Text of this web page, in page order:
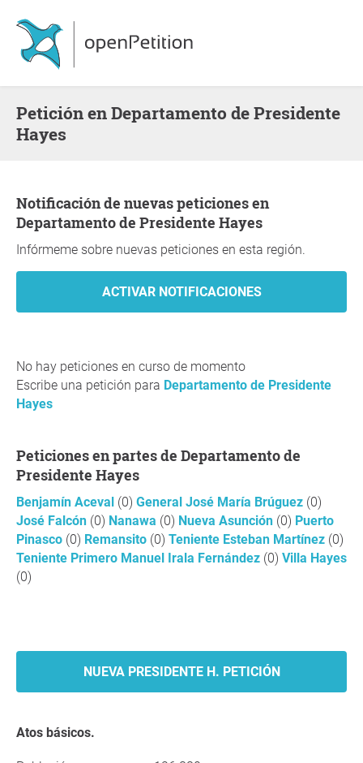
Petición en Departamento de Presidente
Hayes
Notificación de nuevas peticiones en
Departamento de Presidente Hayes
Infórmeme sobre nuevas peticiones en esta región.
No hay peticiones en curso de momento
Escribe una petición para Departamento de Presidente
Hayes
Peticiones en partes de Departamento de
Presidente Hayes
Benjamín Aceval (0) General José María Brúguez (0)
José Falcón (0) Nanawa (0) Nueva Asunción (0) Puerto
Pinasco (0) Remansito (0) Teniente Esteban Martínez (0)
Teniente Primero Manuel Irala Fernández (0) Villa Hayes
(0)
NUEVA PRESIDENTE H. PETICIÓN
Atos básicos.